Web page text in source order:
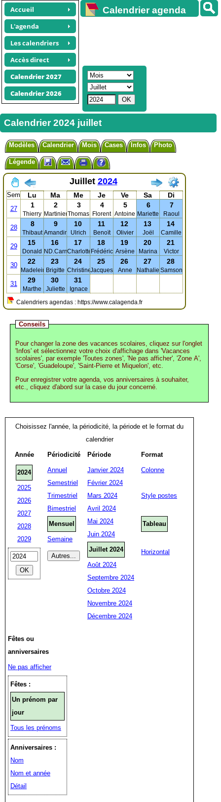
Accueil
L'agenda
Les calendriers
Accès direct
Calendrier 2027
Calendrier 2026
Calendrier agenda
Calendrier 2024 juillet
Modèles Calendrier Mois Cases Infos Photo
Légende
Juillet 2024
Sem Lu Ma Me Je Ve Sa Di
27 1
Thierry
2
Martinien
3
Thomas
4
Florent
5
Antoine
6
Mariette
7
Raoul
28 8
Thibaut
9
Amandine
10
Ulrich
11
Benoït
12
Olivier
13
Joël
14
Camille
29 15
Donald
16
ND.Carmel
17
Charlotte
18
Frédéric
19
Arsène
20
Marina
21
Victor
30 22
Madeleine
23
Brigitte
24
Christine
25
Jacques
26
Anne
27
Nathalie
28
Samson
31 29
Marthe
30
Juliette
31
Ignace
Calendriers agendas : https://www.calagenda.fr
Conseils
Pour changer la zone des vacances scolaires, cliquez sur l'onglet
'Infos' et sélectionnez votre choix d'affichage dans 'Vacances
scolaires', par exemple 'Toutes zones', 'Ne pas afficher', 'Zone A',
'Corse', 'Guadeloupe', 'Saint-Pierre et Miquelon', etc.
Pour enregistrer votre agenda, vos anniversaires à souhaiter,
etc., cliquez d'abord sur la case du jour concerné.
Choisissez l'année, la périodicité, la période et le format du
calendrier
Année
2024
2025
2026
2027
2028
2029
Périodicité
Annuel
Semestriel
Trimestriel
Bimestriel
Mensuel
Semaine
Période
Janvier 2024
Février 2024
Mars 2024
Avril 2024
Mai 2024
Juin 2024
Juillet 2024
Août 2024
Septembre 2024
Octobre 2024
Novembre 2024
Décembre 2024
Format
Colonne
Style postes
Tableau
Horizontal
Fêtes ou
anniversaires
Ne pas afficher
Fêtes :
Un prénom par
jour
Tous les prénoms
Anniversaires :
Nom
Nom et année
Détail